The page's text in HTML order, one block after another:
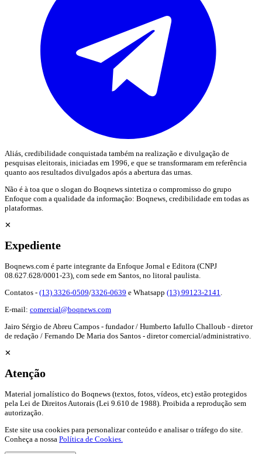
Aliás, credibilidade conquistada também na realização e divulgação de
pesquisas eleitorais, iniciadas em 1996, e que se transformaram em referência
quanto aos resultados divulgados após a abertura das urnas.
Não é à toa que o slogan do Boqnews sintetiza o compromisso do grupo
Enfoque com a qualidade da informação: Boqnews, credibilidade em todas as
plataformas.
✕
Expediente
Boqnews.com é parte integrante da Enfoque Jornal e Editora (CNPJ
08.627.628/0001-23), com sede em Santos, no litoral paulista.
Contatos - (13) 3326-0509/3326-0639 e Whatsapp (13) 99123-2141
E-mail: comercial@boqnews.com
Jairo Sérgio de Abreu Campos - fundador / Humberto Iafullo Challoub - diretor
de redação / Fernando De Maria dos Santos - diretor comercial/administrativo.
✕
Atenção
Material jornalístico do Boqnews (textos, fotos, vídeos, etc) estão protegidos
pela Lei de Direitos Autorais (Lei 9.610 de 1988). Proibida a reprodução sem
autorização.
Este site usa cookies para personalizar conteúdo e analisar o tráfego do site.
Conheça a nossa Política de Cookies.